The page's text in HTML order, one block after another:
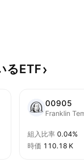
るETF
00905
組入比率 0.04%
時価 ‪110.18 K‬